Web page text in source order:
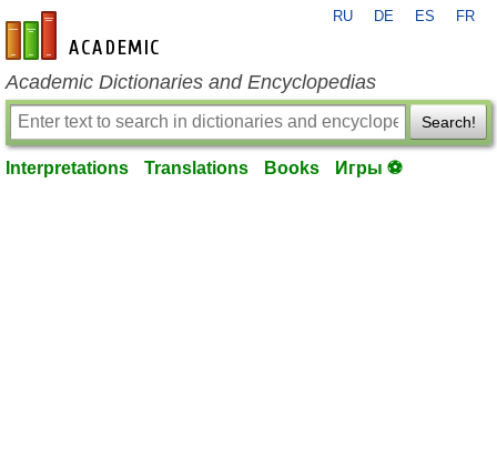
en-academic.com
RU DE ES FR
Academic Dictionaries and Encyclopedias
Search!
Interpretations Translations Books Игры ⚽